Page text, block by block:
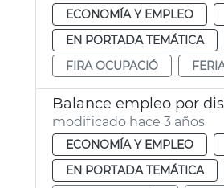
ECONOMÍA Y EMPLEO
EN PORTADA TEMÁTICA
FIRA OCUPACIÓ
Balance empleo por
modificado hace 3 años
ECONOMÍA Y EMPLEO
EN PORTADA TEMÁTICA